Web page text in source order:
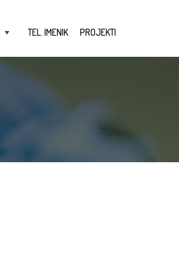
TEL. IMENIK PROJEKTI